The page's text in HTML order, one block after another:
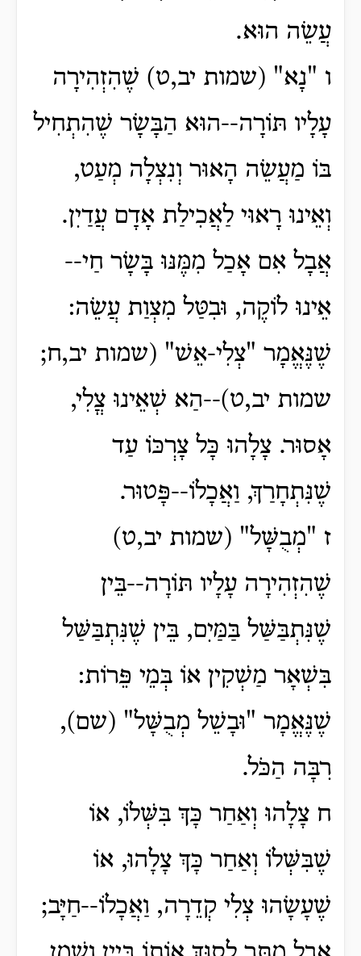
עֲשֵׂה הוּא.
ו "נָא" (שמות יב,ט) שֶׁהִזְהִירָה
עָלָיו תּוֹרָה--הוּא הַבָּשָׂר שֶׁהִתְחִיל
בּוֹ מַעֲשֵׂה הָאוּר וְנִצְלָה מְעַט,
וְאֵינוּ רָאוּי לַאֲכִילַת אָדָם עֲדַיִן.
אֲבָל אִם אָכַל מִמֶּנּוּ בָּשָׂר חַי--
אֵינוּ לוֹקֶה, וּבִטַּל מִצְוַת עֲשֵׂה:
שֶׁנֶּאֱמָר "צְלִי-אֵשׁ" (שמות יב,ח;
שמות יב,ט)--הַא שְׁאֵינוּ צֳלִי,
אָסוּר. צָלָהוּ כָּל צָרְכּוֹ עַד
שֶׁנִּתְחָרַךְ, וַאֲכָלוֹ--פָּטוּר.
ז "מְבֻשָּׁל" (שמות יב,ט)
שֶׁהִזְהִירָה עָלָיו תּוֹרָה--בֵּין
שֶׁנִּתְבַּשַּׁל בַּמַּיִם, בֵּין שֶׁנִּתְבַּשַּׁל
בִּשְׁאָר מַשְׁקִין אוֹ בְּמֵי פֵּרוֹת:
שֶׁנֶּאֱמָר "וּבָשֵׁל מְבֻשָּׁל" (שם),
רִבָּה הַכֹּל.
ח צָלָהוּ וְאַחַר כָּךְ בִּשְּׁלוֹ, אוֹ
שֶׁבִּשְּׁלוֹ וְאַחַר כָּךְ צָלָהוּ, אוֹ
שֶׁעָשָׂהוּ צְלִי קְדֵרָה, וַאֲכָלוֹ--חַיָּב;